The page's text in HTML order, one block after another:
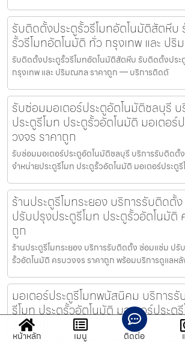
รับติดตั้งประตูรั้วรีโมทอัตโนมัติสัตหีบ
รั้วรีโมทอัตโนมัติ ทั่ว กรุงเทพ และ ป
รับติดตั้งประตูรั้วรีโมทอัตโนมัติสัตหีบ รับติดตั้งประ
กรุงเทพ และ ปริมณฑล ราคาถูก — บริการติดตั
รับซ่อมมอเตอร์ประตูอัตโนมัติชลบุรี
ประตูรีโมท ประตูรั้วอัตโนมัติ มอเตอร์
วงจร ราคาถูก
รับซ่อมมอเตอร์ประตูอัตโนมัติชลบุรี บริการรับติดตั้
จำหน่ายประตูรีโมท ประตูรั้วอัตโนมัติ มอเตอร์ประตูรี
ร้านประตูรีโมทระยอง บริการรับติดตั้
ปรับปรุงประตูรีโมท ประตูรั้วอัตโนมัติ
ถูก
ร้านประตูรีโมทระยอง บริการรับติดตั้ง ซ่อมแซ่ม ปรั
รั้วอัตโนมัติ ครบวงจร ราคาถูก พร้อมบริการดูแลห
มอเตอร์ประตูรีโมทพนัสนิคม บริการ
รีโมท ประตูรั้วอัตโนมัติ มอเตอร์ประตู
ราคาถูก
หน้าหลัก เมนู ติดต่อ